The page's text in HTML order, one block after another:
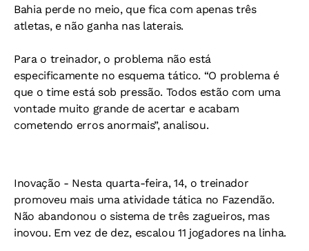
Bahia perde no meio, que fica com apenas três
atletas, e não ganha nas laterais.
Para o treinador, o problema não está
especificamente no esquema tático. “O problema é
que o time está sob pressão. Todos estão com uma
vontade muito grande de acertar e acabam
cometendo erros anormais”, analisou.
Inovação - Nesta quarta-feira, 14, o treinador
promoveu mais uma atividade tática no Fazendão.
Não abandonou o sistema de três zagueiros, mas
inovou. Em vez de dez, escalou 11 jogadores na linha.